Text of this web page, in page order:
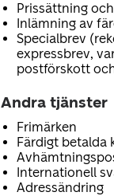
Prissättning
Inlämning av
Specialbrev
expressbrev,
postförskott
Andra tjänster
Frimärken
Färdigt betalda
Internationell
Adressändring